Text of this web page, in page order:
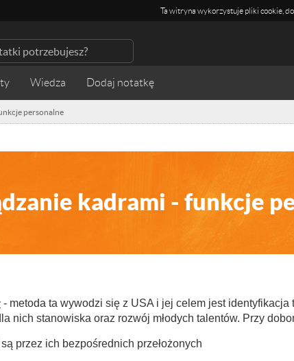
Ta witryna wykorzystuje pliki cookie,
Wiedza
personalne
kadrami - funkcje
- metoda ta wywodzi się z USA i jej celem jest
nich stanowiska oraz rozwój młodych talentów. Przy
przez ich bezpośrednich przełożonych